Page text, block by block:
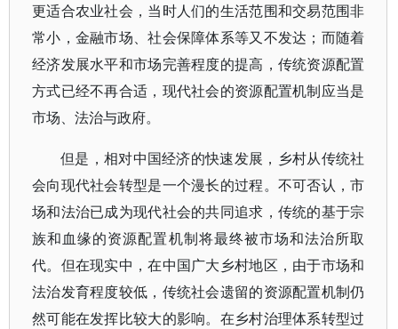
更适合农业社会，当时人们的生活范围和交易范围非
常小，金融市场、社会保障体系等又不发达；而随着
经济发展水平和市场完善程度的提高，传统资源配置
方式已经不再合适，现代社会的资源配置机制应当是
市场、法治与政府。
但是，相对中国经济的快速发展，乡村从传统社
会向现代社会转型是一个漫长的过程。不可否认，市
场和法治已成为现代社会的共同追求，传统的基于宗
族和血缘的资源配置机制将最终被市场和法治所取
代。但在现实中，在中国广大乡村地区，由于市场和
法治发育程度较低，传统社会遗留的资源配置机制仍
然可能在发挥比较大的影响。在乡村治理体系转型过